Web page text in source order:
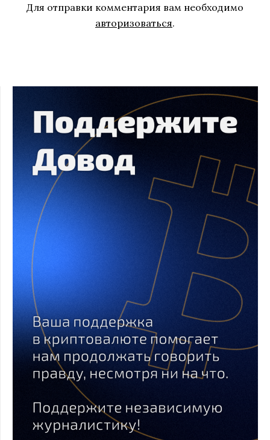
Для отправки комментария вам необходимо
авторизоваться.